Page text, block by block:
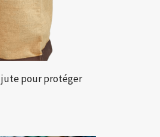
jute pour protéger